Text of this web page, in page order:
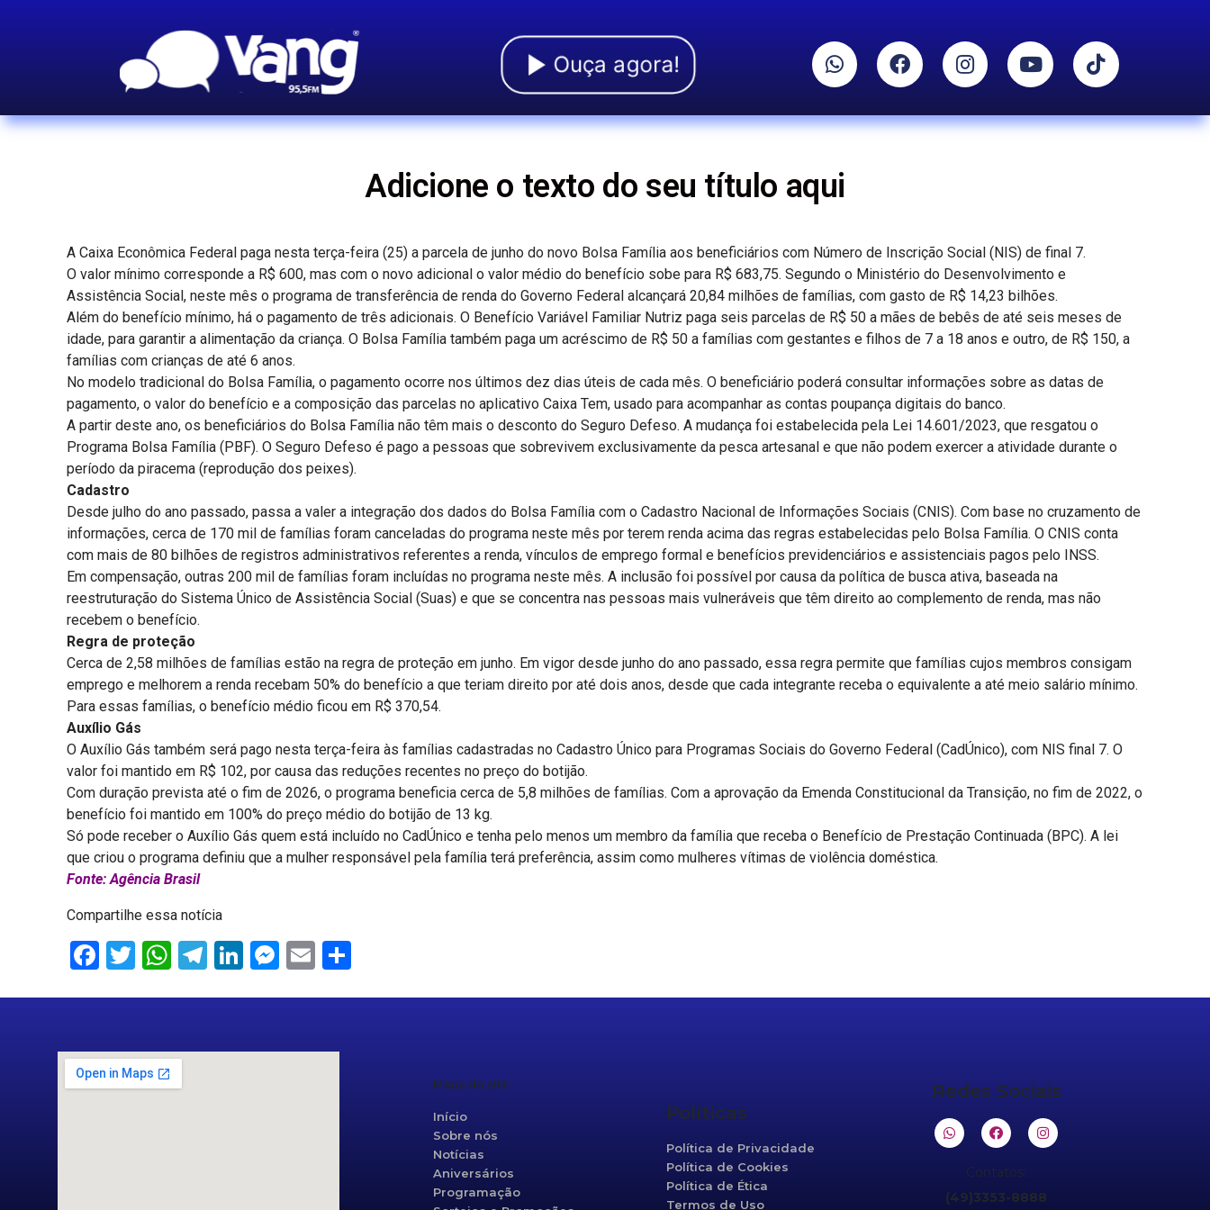
Ouça agora!
Adicione o texto do seu título aqui
A Caixa Econômica Federal paga nesta terça-feira (25) a parcela de junho do novo Bolsa Família aos beneficiários com Número de Inscrição Social (NIS) de final 7.
O valor mínimo corresponde a R$ 600, mas com o novo adicional o valor médio do benefício sobe para R$ 683,75. Segundo o Ministério do Desenvolvimento e
Assistência Social, neste mês o programa de transferência de renda do Governo Federal alcançará 20,84 milhões de famílias, com gasto de R$ 14,23 bilhões.
Além do benefício mínimo, há o pagamento de três adicionais. O Benefício Variável Familiar Nutriz paga seis parcelas de R$ 50 a mães de bebês de até seis meses de
idade, para garantir a alimentação da criança. O Bolsa Família também paga um acréscimo de R$ 50 a famílias com gestantes e filhos de 7 a 18 anos e outro, de R$ 150, a
famílias com crianças de até 6 anos.
No modelo tradicional do Bolsa Família, o pagamento ocorre nos últimos dez dias úteis de cada mês. O beneficiário poderá consultar informações sobre as datas de
pagamento, o valor do benefício e a composição das parcelas no aplicativo Caixa Tem, usado para acompanhar as contas poupança digitais do banco.
A partir deste ano, os beneficiários do Bolsa Família não têm mais o desconto do Seguro Defeso. A mudança foi estabelecida pela Lei 14.601/2023, que resgatou o
Programa Bolsa Família (PBF). O Seguro Defeso é pago a pessoas que sobrevivem exclusivamente da pesca artesanal e que não podem exercer a atividade durante o
período da piracema (reprodução dos peixes).
Cadastro
Desde julho do ano passado, passa a valer a integração dos dados do Bolsa Família com o Cadastro Nacional de Informações Sociais (CNIS). Com base no cruzamento de
informações, cerca de 170 mil de famílias foram canceladas do programa neste mês por terem renda acima das regras estabelecidas pelo Bolsa Família. O CNIS conta
com mais de 80 bilhões de registros administrativos referentes a renda, vínculos de emprego formal e benefícios previdenciários e assistenciais pagos pelo INSS.
Em compensação, outras 200 mil de famílias foram incluídas no programa neste mês. A inclusão foi possível por causa da política de busca ativa, baseada na
reestruturação do Sistema Único de Assistência Social (Suas) e que se concentra nas pessoas mais vulneráveis que têm direito ao complemento de renda, mas não
recebem o benefício.
Regra de proteção
Cerca de 2,58 milhões de famílias estão na regra de proteção em junho. Em vigor desde junho do ano passado, essa regra permite que famílias cujos membros consigam
emprego e melhorem a renda recebam 50% do benefício a que teriam direito por até dois anos, desde que cada integrante receba o equivalente a até meio salário mínimo.
Para essas famílias, o benefício médio ficou em R$ 370,54.
Auxílio Gás
O Auxílio Gás também será pago nesta terça-feira às famílias cadastradas no Cadastro Único para Programas Sociais do Governo Federal (CadÚnico), com NIS final 7. O
valor foi mantido em R$ 102, por causa das reduções recentes no preço do botijão.
Com duração prevista até o fim de 2026, o programa beneficia cerca de 5,8 milhões de famílias. Com a aprovação da Emenda Constitucional da Transição, no fim de 2022, o
benefício foi mantido em 100% do preço médio do botijão de 13 kg.
Só pode receber o Auxílio Gás quem está incluído no CadÚnico e tenha pelo menos um membro da família que receba o Benefício de Prestação Continuada (BPC). A lei
que criou o programa definiu que a mulher responsável pela família terá preferência, assim como mulheres vítimas de violência doméstica.
Fonte: Agência Brasil
Compartilhe essa notícia
Facebook
Twitter
WhatsApp
Telegram
LinkedIn
Messenger
Email
Mapa do site
Início
Sobre nós
Notícias
Aniversários
Programação
Políticas
Política de Privacidade
Política de Cookies
Política de Ética
Termos de Uso
Redes Sociais
Contatos:
(49)3353-8888